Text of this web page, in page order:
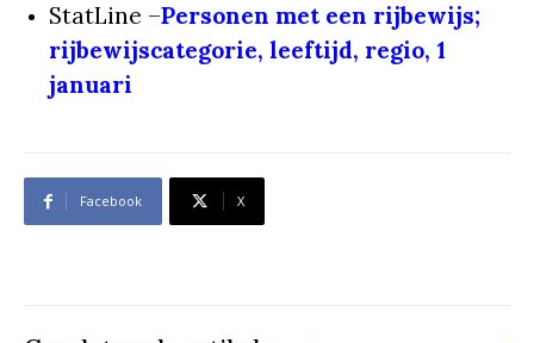
StatLine –Personen met een rijbewijs;
rijbewijscategorie, leeftijd, regio, 1
januari
Facebook X